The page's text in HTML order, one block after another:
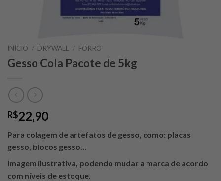
INÍCIO / DRYWALL / FORRO
Gesso Cola Pacote de 5kg
R$22,90
Para colagem de artefatos de gesso, como: placas
gesso, blocos gesso…
Imagem ilustrativa, podendo mudar a marca de acordo
com níveis de estoque.